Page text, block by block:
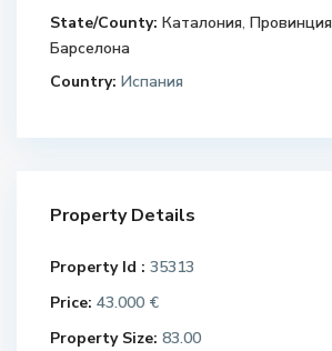
State/County: Каталония,Провинция
Барселона
Country: Испания
Property Details
Property Id : 35313
Price: 43.000 €
Property Size: 83.00